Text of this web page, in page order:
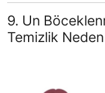
9. Un
Temizlik